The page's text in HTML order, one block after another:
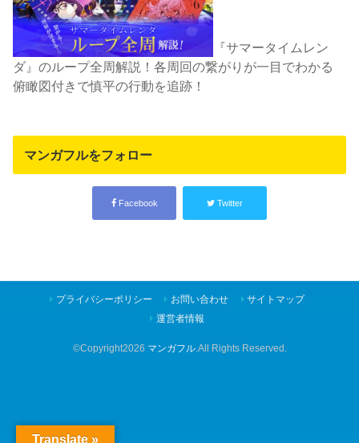
『サマータイムレン
ダ』のループ全周解説！各周回の繋がりが一目でわかる
俯瞰図付きで慎平の行動を追跡！
マンガフルをフォロー
Facebook Twitter
プライバシーポリシー お問い合わせ
サイトマップ
運営者情報
©Copyright2026 マンガフル.All Rights Reserved.
Translate »